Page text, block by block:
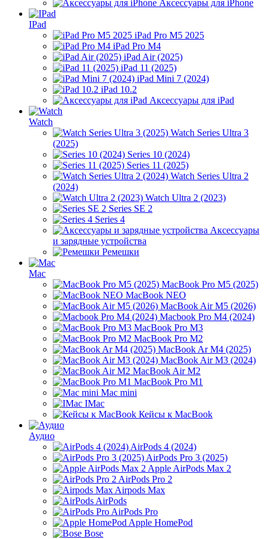
Аксессуары для iPhone
IPad
iPad Pro M5 2025
iPad Pro M4
iPad Air (2025)
iPad 11 (2025)
iPad Mini 7 (2024)
iPad 10.2
Аксессуары для iPad
Watch
Watch Series Ultra 3
(2025)
Series 10 (2024)
Series 11 (2025)
Watch Series Ultra 2
(2024)
Watch Ultra 2 (2023)
Series SE 2
Series 4
Аксессуары
и зарядные устройства
Ремешки
Mac
MacBook Pro M5 (2025)
MacBook NEO
MacBook Air M5 (2026)
Macbook Pro M4 (2024)
MacBook Pro M3
MacBook Pro M2
MacBook Ar M4 (2025)
MacBook Air M3 (2024)
MacBook Air M2
MacBook Pro M1
Mac mini
IMac
Кейсы к MacBook
Аудио
AirPods 4 (2024)
AirPods Pro 3 (2025)
Apple AirPods Max 2
AirPods Pro 2
Airpods Max
AirPods
AirPods Pro
Apple HomePod
Bose